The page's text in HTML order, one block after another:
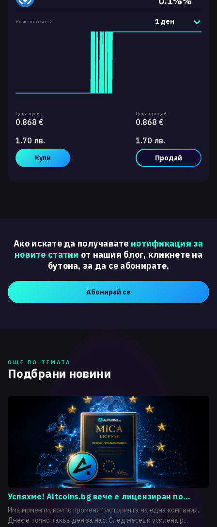
Виж повече 1 ден
Цена купи:
0.868 €
1.70 лв.
Купи
Цена продай:
0.868 €
1.70 лв.
Продай
Ако искате да получавате нотификация за
новите статии от нашия блог, кликнете на
бутона, за да се абонирате.
Абонирай се
ОЩЕ ПО ТЕМАТА
Подбрани новини
Успяхме! Altcoins.bg вече е лицензиран по...
Има моменти, които променят историята на една компания.
Днес е точно такъв ден за нас. След месеци усилена р...